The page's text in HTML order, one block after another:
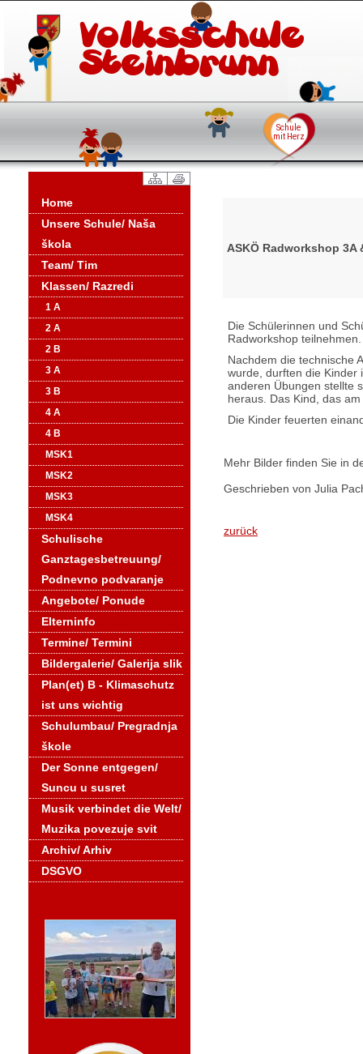
Home
Unsere Schule/ Naša
škola
Team/ Tim
Klassen/ Razredi
1 A
2 A
2 B
3 A
3 B
4 A
4 B
MSK1
MSK2
MSK3
MSK4
Schulische
Ganztagesbetreuung/
Podnevno podvaranje
Angebote/ Ponude
Elterninfo
Termine/ Termini
Bildergalerie/ Galerija slik
Plan(et) B - Klimaschutz
ist uns wichtig
Schulumbau/ Pregradnja
škole
Der Sonne entgegen/
Suncu u susret
Musik verbindet die Welt/
Muzika povezuje svit
Archiv/ Arhiv
DSGVO
ASKÖ Radworkshop 3A
Die Schülerinnen und
Radworkshop
Nachdem die technische
wurde, durften die Kinder
anderen Übungen stellte
heraus. Das Kind, das
Die Kinder feuerten
Mehr Bilder finden Sie in
Geschrieben von Julia
zurück